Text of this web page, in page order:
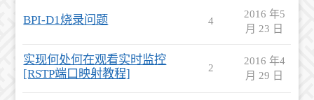
BPI-D1烧录问题 4
2016 年5
月 23 日
实现何处何在观看实时监控
[RSTP端口映射教程]
2
2016 年4
月 29 日